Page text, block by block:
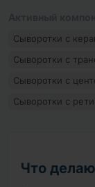
Сыворотки с
Сыворотки с
Сыворотки с
Сыворотки с
Что